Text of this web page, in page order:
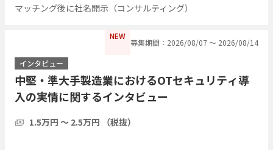
マッチング後に社名開示（コンサルティング）
NEW
募集期間：2026/08/07 〜 2026/08/14
インタビュー
中堅・準大手製造業におけるOTセキュリティ導
入の実情に関するインタビュー
1.5万円 〜 2.5万円 （税抜）